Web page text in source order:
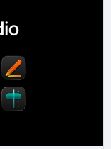
Pour caler
permet de